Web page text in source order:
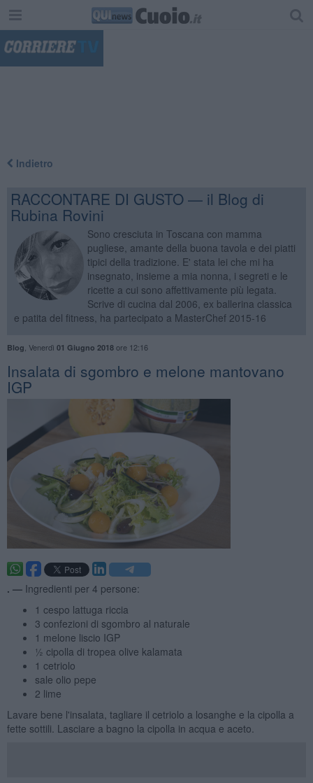
Indietro
RACCONTARE DI GUSTO — il Blog di
Rubina Rovini
Sono cresciuta in Toscana con mamma
pugliese, amante della buona tavola e dei piatti
tipici della tradizione. E' stata lei che mi ha
insegnato, insieme a mia nonna, i segreti e le
ricette a cui sono affettivamente più legata.
Scrive di cucina dal 2006, ex ballerina classica
e patita del fitness, ha partecipato a MasterChef 2015-16
Blog Venerdì 01 Giugno 2018ore 12:16
Insalata di sgombro e melone mantovano
IGP
. — Ingredienti per 4 persone:
1 cespo lattuga riccia
3 confezioni di sgombro al naturale
1 melone liscio IGP
½ cipolla di tropea olive kalamata
1 cetriolo
sale olio pepe
2 lime
Lavare bene l'insalata, tagliare il cetriolo a losanghe e la cipolla a
fette sottili. Lasciare a bagno la cipolla in acqua e aceto.